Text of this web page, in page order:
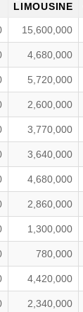
LIMOUSINE
15,600,000
4,680,000
5,720,000
2,600,000
3,770,000
3,640,000
4,680,000
2,860,000
1,300,000
780,000
4,420,000
2,340,000